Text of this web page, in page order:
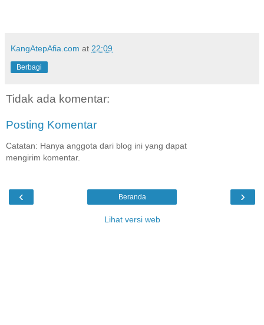
KangAtepAfia.com at 22:09
Berbagi
Tidak ada komentar:
Posting Komentar
Catatan: Hanya anggota dari blog ini yang dapat
mengirim komentar.
‹ ›
Beranda
Lihat versi web